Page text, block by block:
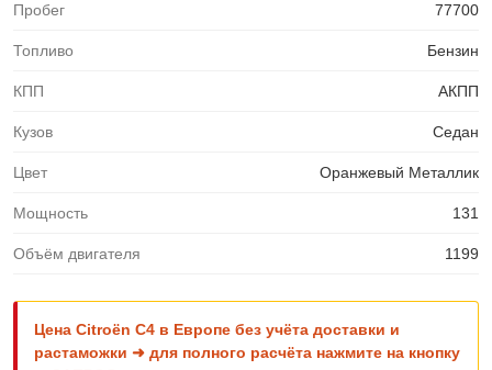
Пробег 77700
Топливо Бензин
КПП АКПП
Кузов Седан
Цвет Оранжевый Металлик
Мощность 131
Объём двигателя 1199
Цена Citroën C4 в Европе без учёта доставки и
растаможки ➜ для полного расчёта нажмите на кнопку